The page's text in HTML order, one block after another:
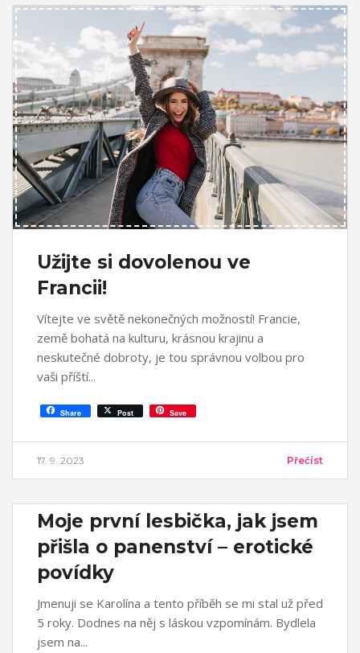
Užijte si dovolenou ve
Francii!
Vítejte ve světě nekonečných možností! Francie,
země bohatá na kulturu, krásnou krajinu a
neskutečné dobroty, je tou správnou volbou pro
vaši příští
Share Post Save
Přečíst
17. 9. 2023
Moje první lesbička, jak jsem
přišla o panenství – erotické
povídky
Jmenuji se Karolína a tento příběh se mi stal už před
5 roky. Dodnes na něj s láskou vzpomínám. Bydlela
jsem na